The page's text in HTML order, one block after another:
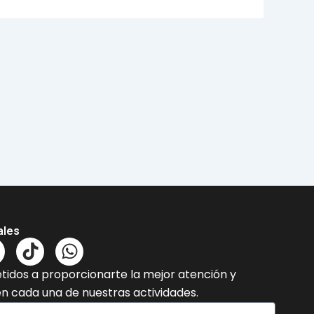
T
i
k
t
W
h
a
t
a proporcionarte la mejor atención y
cada una de nuestras actividades.